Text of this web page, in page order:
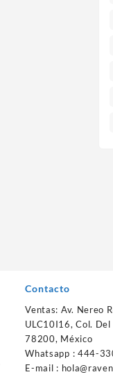
Contacto
Ventas: Av. Nereo
ULC10I16, Col. Del
78200, México
Whatsapp : 444-
E-mail :